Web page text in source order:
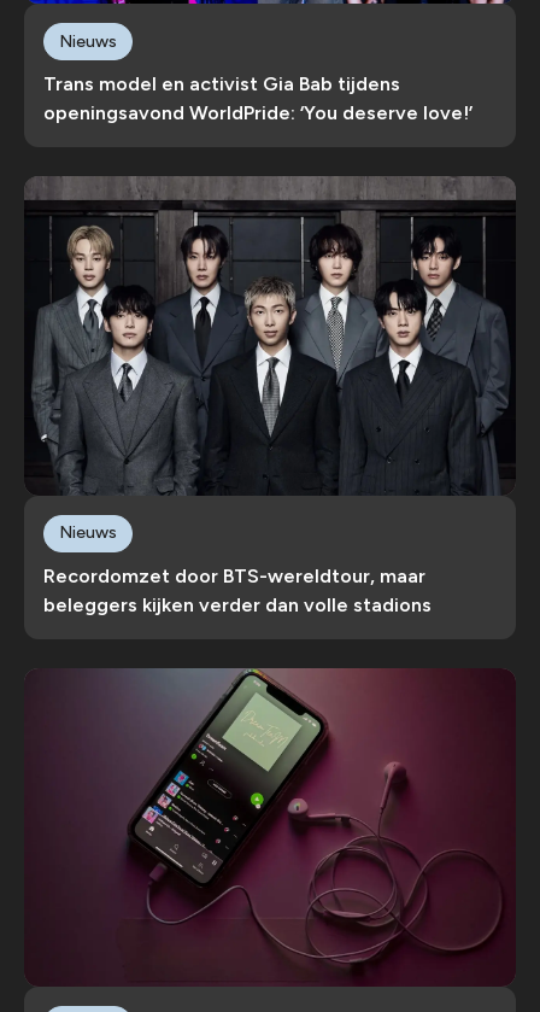
Trans model en activist Gia Bab tijdens
openingsavond WorldPride: ‘You deserve love!’
Nieuws
Recordomzet door BTS-wereldtour, maar
beleggers kijken verder dan volle stadions
Nieuws